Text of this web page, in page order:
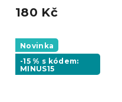
180 Kč
Novinka
-15 % s kódem:
MINUS15